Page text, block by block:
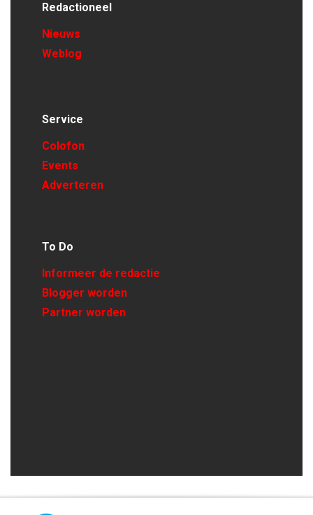
Redactioneel
Nieuws
Weblog
Service
Colofon
Events
Adverteren
To Do
Informeer de redactie
Blogger worden
Partner worden